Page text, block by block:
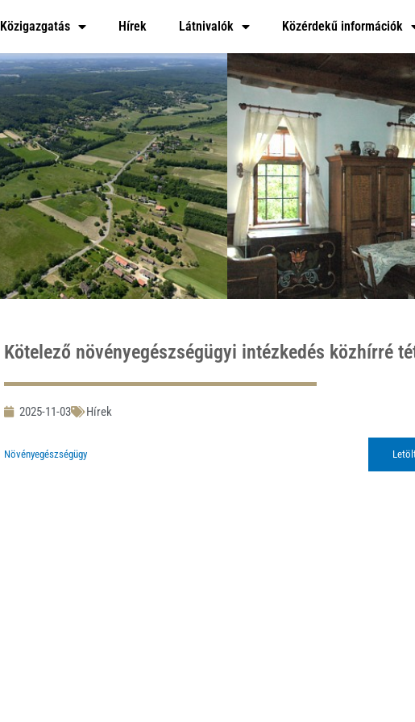
Közigazgatás Hírek Látnivalók Közérdekű információk
Kötelező növényegészségügyi intézkedés közhírré
2025-11-03 Hírek
Növényegészségügy